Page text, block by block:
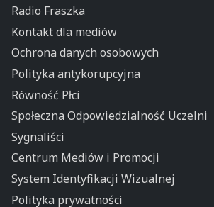
Radio Fraszka
Kontakt dla mediów
Ochrona danych osobowych
Polityka antykorupcyjna
Równość Płci
Społeczna Odpowiedzialność Uczelni
Sygnaliści
Centrum Mediów i Promocji
System Identyfikacji Wizualnej
Polityka prywatności